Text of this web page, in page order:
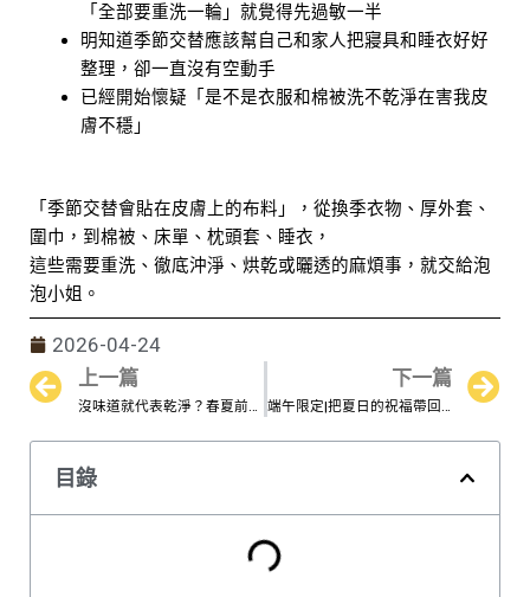
目錄
「全部要重洗一輪」就覺得先過敏一半
明知道季節交替應該幫自己和家人把寢具和睡衣好好
整理，卻一直沒有空動手
已經開始懷疑「是不是衣服和棉被洗不乾淨在害我皮
膚不穩」
「季節交替會貼在皮膚上的布料」，從換季衣物、厚外套、
圍巾，到棉被、床單、枕頭套、睡衣，
這些需要重洗、徹底沖淨、烘乾或曬透的麻煩事，就交給泡
泡小姐。
2026-04-24
Prev
上一篇 下一篇